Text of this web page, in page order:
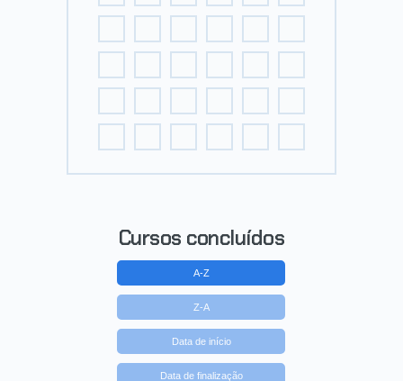
Cursos concluídos
A-Z
Z-A
Data de início
Data de finalização